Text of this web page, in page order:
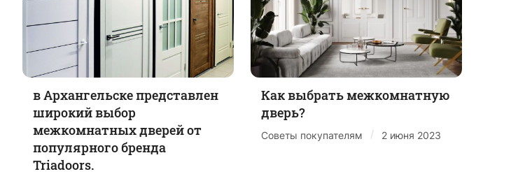
в Архангельске представлен
широкий выбор
межкомнатных дверей от
популярного бренда
Triadoors.
Как выбрать межкомнатную
дверь?
Советы покупателям / 2 июня 2023